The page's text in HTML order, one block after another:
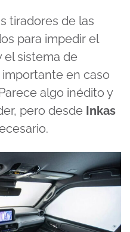
tiradores de las
para impedir el
el sistema de
en caso
algo inédito y
pero desde Inkas